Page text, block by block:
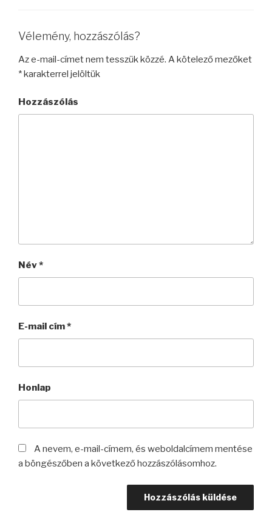
Vélemény, hozzászólás?
Az e-mail-címet nem tesszük közzé. A kötelező mezőket
*karakterrel jelöltük
Hozzászólás
Név*
E-mail cím*
Honlap
A nevem, e-mail-címem, és weboldalcímem mentése
a böngészőben a következő hozzászólásomhoz.